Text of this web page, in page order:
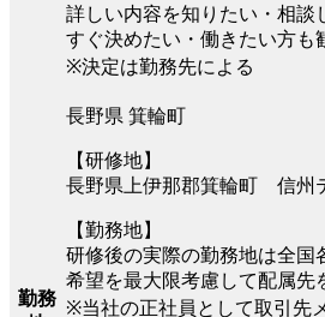
詳しい内容を知りたい・相談
すぐ決めたい・働きたい方も
※決定は勤務先による
勤務
長野県 箕輪町
【研修地】
長野県上伊那郡箕輪町 信州
【勤務地】
研修後の実際の勤務地は全国
希望を最大限考慮して配属先
※当社の正社員として取引先